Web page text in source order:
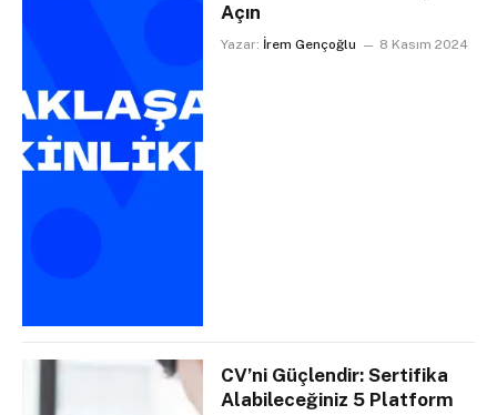
Açın
Yazar: İrem Gençoğlu 8 Kasım 2024
CV’ni Güçlendir: Sertifika
Alabileceğiniz 5 Platform